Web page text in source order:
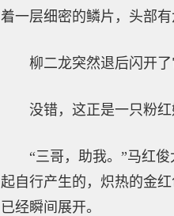
着一层细密的鳞片，头部
柳二龙突然退后闪开
没错，这正是一只粉
“三哥，助我。”马红
起自行产生的，炽热的金
已经瞬间展开。